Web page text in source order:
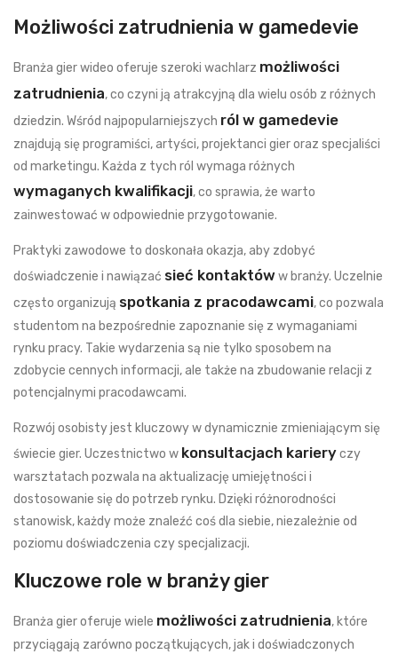
Możliwości zatrudnienia w gamedevie
Branża gier wideo oferuje szeroki wachlarz możliwości
zatrudnienia, co czyni ją atrakcyjną dla wielu osób z różnych
dziedzin. Wśród najpopularniejszych ról w gamedevie
znajdują się programiści, artyści, projektanci gier oraz specjaliści
od marketingu. Każda z tych ról wymaga różnych
wymaganych kwalifikacji, co sprawia, że warto
zainwestować w odpowiednie przygotowanie.
Praktyki zawodowe to doskonała okazja, aby zdobyć
doświadczenie i nawiązać sieć kontaktóww branży. Uczelnie
często organizują spotkania z pracodawcami, co pozwala
studentom na bezpośrednie zapoznanie się z wymaganiami
rynku pracy. Takie wydarzenia są nie tylko sposobem na
zdobycie cennych informacji, ale także na zbudowanie relacji z
potencjalnymi pracodawcami.
Rozwój osobisty jest kluczowy w dynamicznie zmieniającym się
świecie gier. Uczestnictwo w konsultacjach karieryczy
warsztatach pozwala na aktualizację umiejętności i
dostosowanie się do potrzeb rynku. Dzięki różnorodności
stanowisk, każdy może znaleźć coś dla siebie, niezależnie od
poziomu doświadczenia czy specjalizacji.
Kluczowe role w branży gier
Branża gier oferuje wiele możliwości zatrudnienia, które
przyciągają zarówno początkujących, jak i doświadczonych